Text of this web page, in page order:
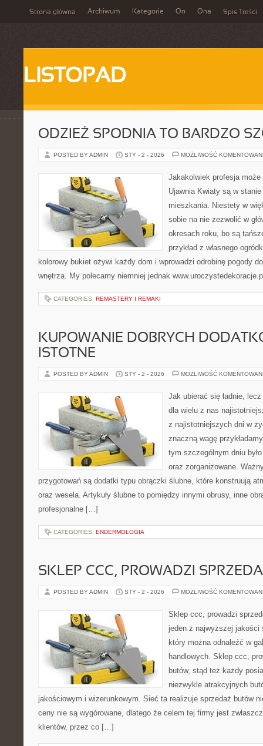
Strona główna Archiwum Kategorie On Ona Spis Treści
LISTOPAD
ODZIEŻ SPODNIA TO BARDZO
POSTED BY ADMIN STY - 2 - 2026 MOŻLIWOŚĆ
Jakakolwiek profesja
Ujawnia Kwiaty są w
mieszkania. Niestety w
sobie na nie zezwolić w
okresach roku, bo są
przykład z własnego
kolorowy bukiet ożywi każdy dom i wprowadzi odrobinę pogody
wnętrza. My polecamy niemniej jednak
CATEGORIES: REMASTERY I REMAKI
KUPOWANIE DOBRYCH
ISTOTNE
POSTED BY ADMIN STY - 2 - 2026 MOŻLIWOŚĆ
Jak ubierać się ładnie,
dla wielu z nas
z najistotniejszych dni w
znaczną wagę
tym szczególnym dniu
oraz zorganizowane.
przygotowań są dodatki typu obrączki ślubne, które konstruują
oraz wesela. Artykuły ślubne to pomiędzy innymi obrusy, inne
profesjonalne […]
CATEGORIES: ENDERMOLOGIA
SKLEP CCC, PROWADZI
POSTED BY ADMIN STY - 2 - 2026 MOŻLIWOŚĆ
Sklep ccc, prowadzi
jeden z najwyższej jakości
który można odnaleźć w
handlowych. Sklep ccc,
butów, stąd też każdy
niezwykle atrakcyjnych
jakościowym i wizerunkowym. Sieć ta realizuje sprzedaż butów
ceny nie są wygórowane, dlatego że celem tej firmy jest
klientów, przez co […]